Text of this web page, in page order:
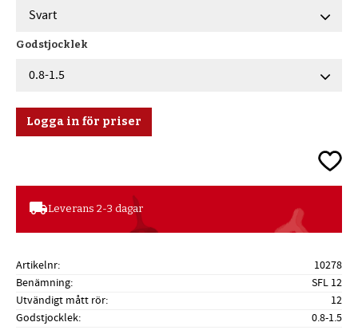
Godstjocklek
Logga in för priser
Lägg
local_shippingLeverans 2-3 dagar
Artikelnr
10278
Benämning
SFL 12
Utvändigt mått rör
12
Godstjocklek
0.8-1.5